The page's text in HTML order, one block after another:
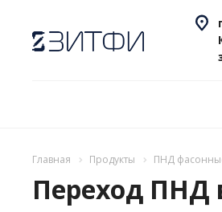
Главная Продукты ПНД
Переход ПНД